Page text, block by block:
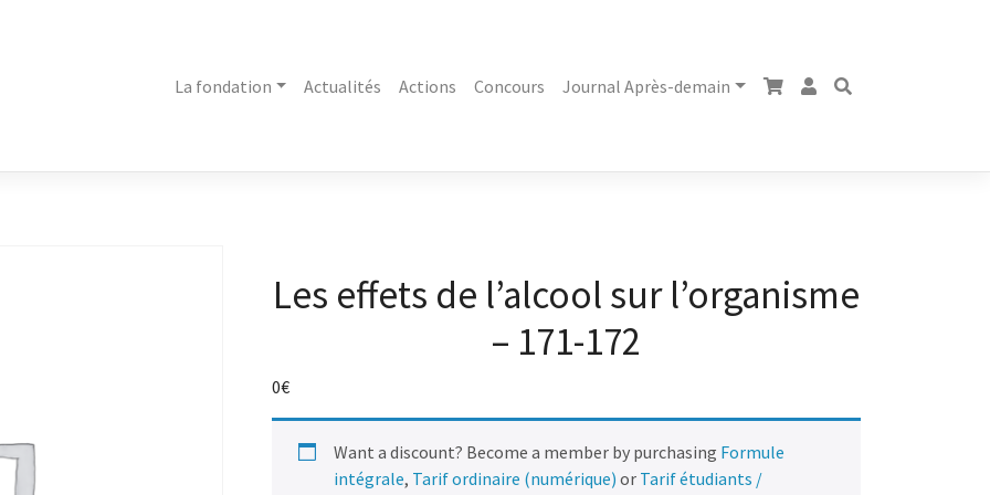
La fondation Actualités Actions Concours Journal Après-demain
Les effets de l’alcool sur l’organisme
– 171-172
0€
Want a discount? Become a member by purchasing Formule
intégrale, Tarif ordinaire (numérique) or Tarif étudiants /